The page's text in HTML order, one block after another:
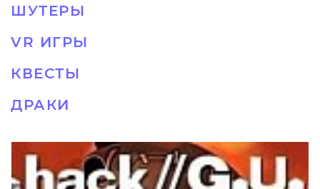
ШУТЕРЫ
VR ИГРЫ
КВЕСТЫ
ДРАКИ